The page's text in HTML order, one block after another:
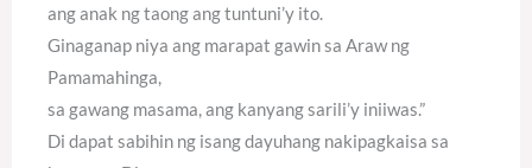
ang anak ng taong ang tuntuni’y ito.
Ginaganap niya ang marapat gawin sa Araw ng
Pamamahinga,
sa gawang masama, ang kanyang sarili’y iniiwas.”
Di dapat sabihin ng isang dayuhang nakipagkaisa sa